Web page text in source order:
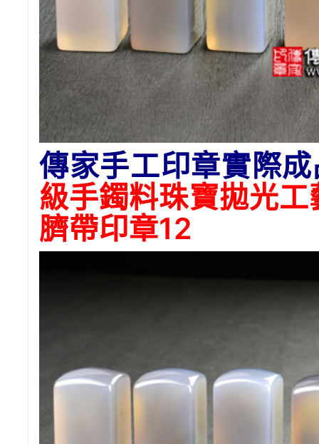
傳家手工印章實際
級手鐲料珠寶拋光
臍帶印章12